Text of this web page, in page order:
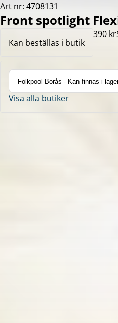
Art nr: 4708131
Front spotlight
Kan beställas i butik
390 kr
Visa alla butiker